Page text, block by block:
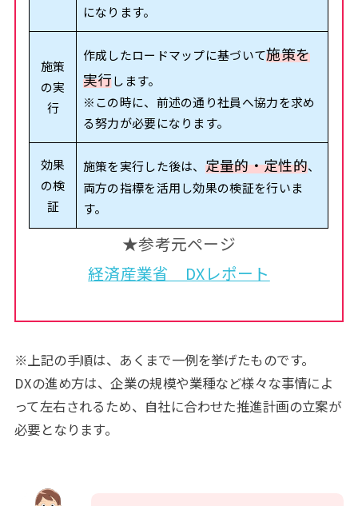
になります。
施策
の実
行
作成したロードマップに基づいて施策を
実行します。
※この時に、前述の通り社員へ協力を求め
る努力が必要になります。
効果
の検
証
施策を実行した後は、 定量的・定性的、
両方の指標を活用し効果の検証を行いま
す。
★参考元ページ
経済産業省 DXレポート
※上記の手順は、あくまで一例を挙げたものです。
DXの進め方は、企業の規模や業種など様々な事情によ
って左右されるため、自社に合わせた推進計画の立案が
必要となります。